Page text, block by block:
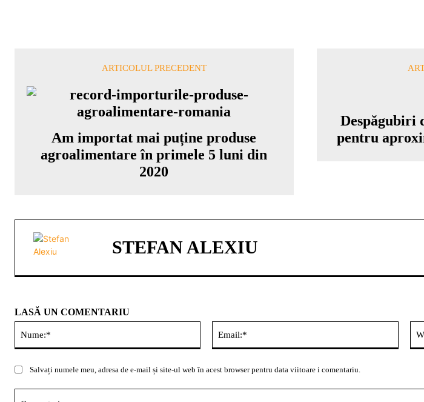
ARTICOLUL PRECEDENT
Am importat mai puține produse
agroalimentare în primele 5 luni din
2020
Despăgubiri
pentru
STEFAN ALEXIU
LASĂ UN COMENTARIU
Salvați numele meu, adresa de e-mail și site-ul web în acest browser pentru data viitoare i comentariu.